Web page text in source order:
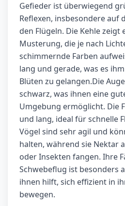
Gefieder ist überwiegend
Reflexen, insbesondere auf
den Flügeln. Die Kehle zeigt
Musterung, die je nach
schimmernde Farben
lang und gerade, was es
Blüten zu gelangen.Die
schwarz, was ihnen eine
Umgebung ermöglicht. Die
und lang, ideal für schnelle
Vögel sind sehr agil und
halten, während sie Nektar
oder Insekten fangen. Ihre
Schwebeflug ist besonders
ihnen hilft, sich effizient in
bewegen.